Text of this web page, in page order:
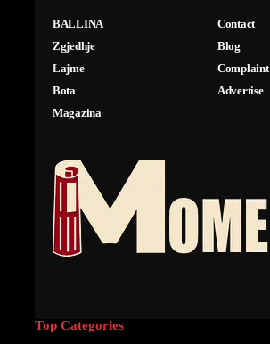
BALLINA
Zgjedhje
Lajme
Bota
Magazina
Contact
Blog
Complaint
Advertise
Top Categories